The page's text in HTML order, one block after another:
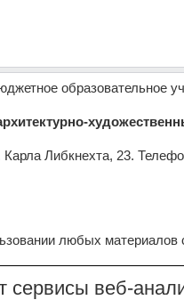
образовательное
Карла Либкнехта, 23.
любых материалов
сервисы веб-